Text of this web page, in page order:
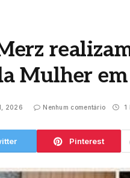
Mulher
2026 Nenhum comentário 1
Pinterest